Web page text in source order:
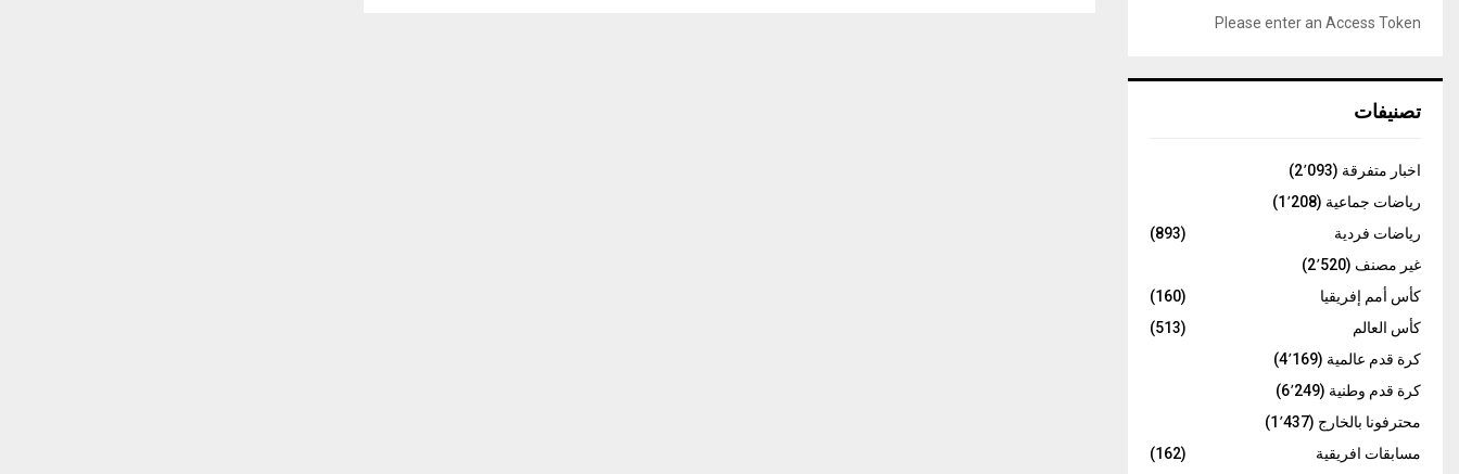
C
Please enter an Access Token
تصنيفات
اخبار متفرقة (2٬093)
رياضات جماعية (1٬208)
رياضات فردية
(893)
غير مصنف (2٬520)
كأس أمم إفريقيا
(160)
كأس العالم
(513)
كرة قدم عالمية (4٬169)
كرة قدم وطنية (6٬249)
محترفونا بالخارج (1٬437)
مسابقات افريقية
(162)